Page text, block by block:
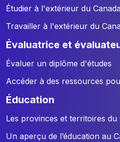
Étudier à l'extérieur du Canada
Travailler à l'extérieur du
évaluatrice et
Évaluer un diplôme d'études
Accéder à des ressources
éducation
Les provinces et territoires du
Un aperçu de l’éducation au